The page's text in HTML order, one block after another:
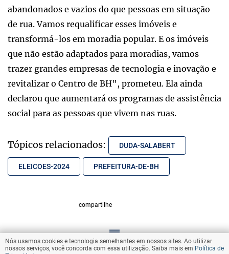
abandonados e vazios do que pessoas em situação
de rua. Vamos requalificar esses imóveis e
transformá-los em moradia popular. E os imóveis
que não estão adaptados para moradias, vamos
trazer grandes empresas de tecnologia e inovação e
revitalizar o Centro de BH", prometeu. Ela ainda
declarou que aumentará os programas de assistência
social para as pessoas que vivem nas ruas.
Tópicos relacionados: DUDA-SALABERT
ELEICOES-2024 PREFEITURA-DE-BH
compartilhe
VOLTAR AO TOPO
Nós usamos cookies e tecnologia semelhantes em nossos sites. Ao utilizar
nossos serviços, você concorda com essa utilização. Saiba mais em Política de